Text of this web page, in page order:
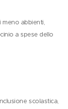
meno abbienti,
a spese dello
scolastica,